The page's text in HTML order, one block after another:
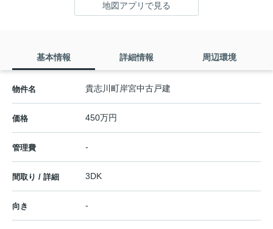
地図アプリで見る
基本情報 詳細情報 周辺環境
物件名 貴志川町岸宮中古戸建
価格 450万円
管理費 -
間取り / 詳細 3DK
向き -